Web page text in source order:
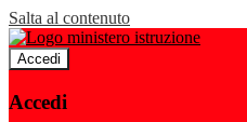
Salta al contenuto
Accedi
Accedi